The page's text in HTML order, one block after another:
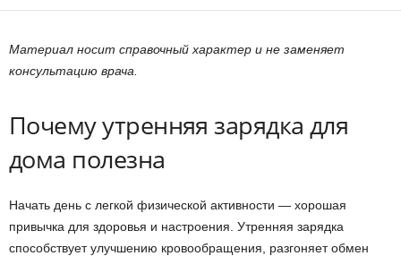
Материал носит справочный характер и не заменяет
консультацию врача.
Почему утренняя зарядка для
дома полезна
Начать день с легкой физической активности — хорошая
привычка для здоровья и настроения. Утренняя зарядка
способствует улучшению кровообращения, разгоняет обмен